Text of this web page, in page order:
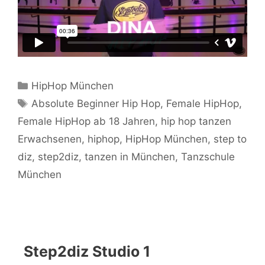
Kategorien
HipHop München
Schlagwörter
Absolute Beginner Hip Hop, Female HipHop,
Female HipHop ab 18 Jahren, hip hop tanzen
Erwachsenen, hiphop, HipHop München, step to
diz, step2diz, tanzen in München, Tanzschule
München
Step2diz Studio 1